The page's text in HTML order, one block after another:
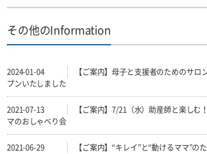
その他のInformation
2024-01-04
【ご案内】母子と支援者のためのサロ
プンいたしました
2021-07-13
【ご案内】7/21（水）助産師と楽しむ
マのおしゃべり会
2021-06-29 【ご案内】“キレイ”と“動けるママ”の